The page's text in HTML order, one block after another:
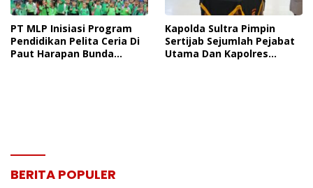
PT MLP Inisiasi Program
Pendidikan Pelita Ceria Di
Paut Harapan Bunda
Kapolda Sultra Pimpin
Sertijab Sejumlah Pejabat
Utama Dan Kapolres
BERITA POPULER